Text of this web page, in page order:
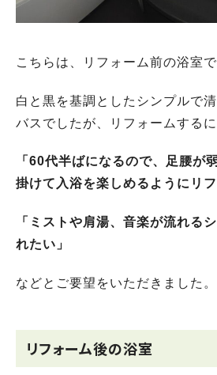
こちらは、リフォーム前の浴室で
白と黒を基調としたシンプルで
バスでしたが、リフォームするに
「60代半ばになるので、足腰が
掛けて入浴を楽しめるようにリフ
「ミストや肩湯、音楽が流れる
れたい」
などとご要望をいただきました。
リフォーム後の浴室